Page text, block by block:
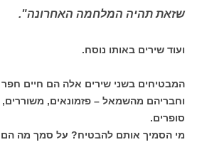
שזאת תהיה המלחמה האחרונה".
ועוד שירים באותו נוסח.
המבטיחים בשני שירים אלה הם חיים
וחבריהם מהשמאל – פזמונאים, משוררים,
סופרים.
מי הסמיך אותם להבטיח? על סמך מה הם